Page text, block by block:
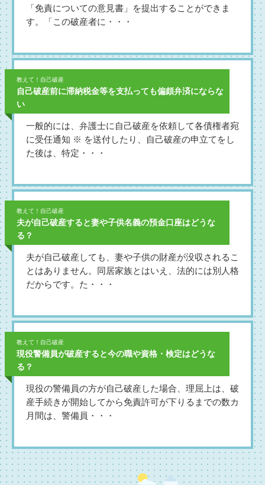
「免責についての意見書」を提出することができま
す。「この破産者に・・・
教えて！自己破産
自己破産前に滞納税金等を支払っても偏頗弁済にならな
い
一般的には、弁護士に自己破産を依頼して各債権者宛
に受任通知 ※ を送付したり、自己破産の申立てをし
た後は、特定・・・
教えて！自己破産
夫が自己破産すると妻や子供名義の預金口座はどうな
る？
夫が自己破産しても、妻や子供の財産が没収されるこ
とはありません。同居家族とはいえ、法的には別人格
だからです。た・・・
教えて！自己破産
現役警備員が破産すると今の職や資格・検定はどうな
る？
現役の警備員の方が自己破産した場合、理屈上は、破
産手続きが開始してから免責許可が下りるまでの数カ
月間は、警備員・・・